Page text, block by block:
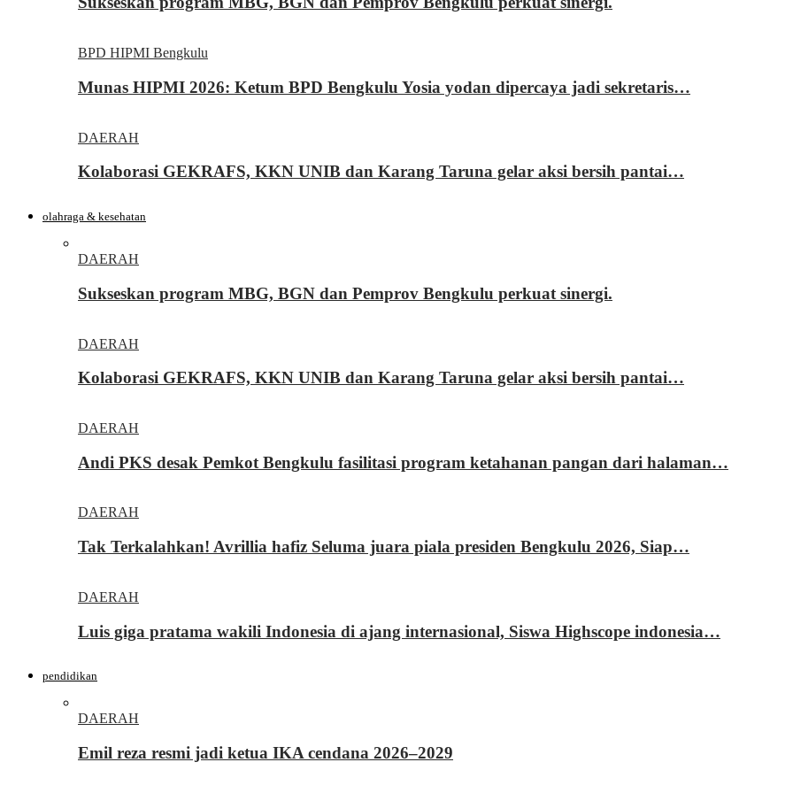
BPD HIPMI Bengkulu
Munas HIPMI 2026: Ketum BPD Bengkulu Yosia yodan dipercaya jadi sekretaris…
DAERAH
Kolaborasi GEKRAFS, KKN UNIB dan Karang Taruna gelar aksi bersih pantai…
olahraga & kesehatan
DAERAH
Sukseskan program MBG, BGN dan Pemprov Bengkulu perkuat sinergi.
DAERAH
Kolaborasi GEKRAFS, KKN UNIB dan Karang Taruna gelar aksi bersih pantai…
DAERAH
Andi PKS desak Pemkot Bengkulu fasilitasi program ketahanan pangan dari halaman…
DAERAH
Tak Terkalahkan! Avrillia hafiz Seluma juara piala presiden Bengkulu 2026, Siap…
DAERAH
Luis giga pratama wakili Indonesia di ajang internasional, Siswa Highscope indonesia…
pendidikan
DAERAH
Emil reza resmi jadi ketua IKA cendana 2026–2029